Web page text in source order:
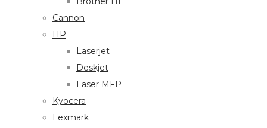
Cannon
HP
Laserjet
Deskjet
Laser MFP
Kyocera
Lexmark